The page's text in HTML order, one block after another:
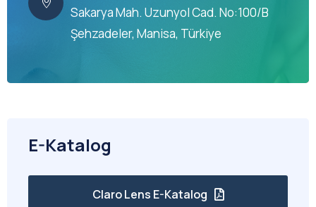
Sakarya Mah. Uzunyol Cad. No:100/B
Şehzadeler, Manisa, Türkiye
E-Katalog
Claro Lens E-Katalog